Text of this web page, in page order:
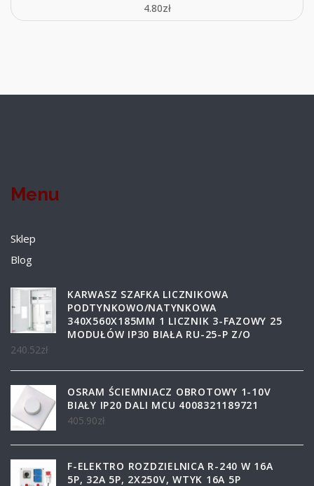
4.80zł
Menu
Sklep
Blog
KARWASZ SZAFKA LICZNIKOWA
PODTYNKOWO/NATYNKOWA
340X560X185MM 1 LICZNIK 3-FAZOWY 25
MODUŁÓW IP30 BIAŁA RU-25-P Z/O
240.52zł
OSRAM ŚCIEMNIACZ OBROTOWY 1-10V
BIAŁY IP20 DALI MCU 4008321189721
405.90zł
F-ELEKTRO ROZDZIELNICA R-240 W 16A
5P, 32A 5P, 2X250V, WTYK 16A 5P